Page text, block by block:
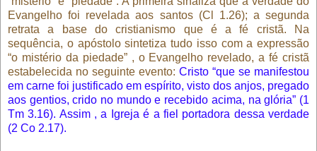
Evangelho foi revelada aos santos (Cl 1.26); a segunda
retrata a base do cristianismo que é a fé cristã. Na
sequência, o apóstolo sintetiza tudo isso com a expressão
“o mistério da piedade” , o Evangelho revelado, a fé cristã
estabelecida no seguinte evento: Cristo “que se manifestou
em carne foi justificado em espírito, visto dos anjos, pregado
aos gentios, crido no mundo e recebido acima, na glória” (1
Tm 3.16). Assim , a Igreja é a fiel portadora dessa verdade
(2 Co 2.17).